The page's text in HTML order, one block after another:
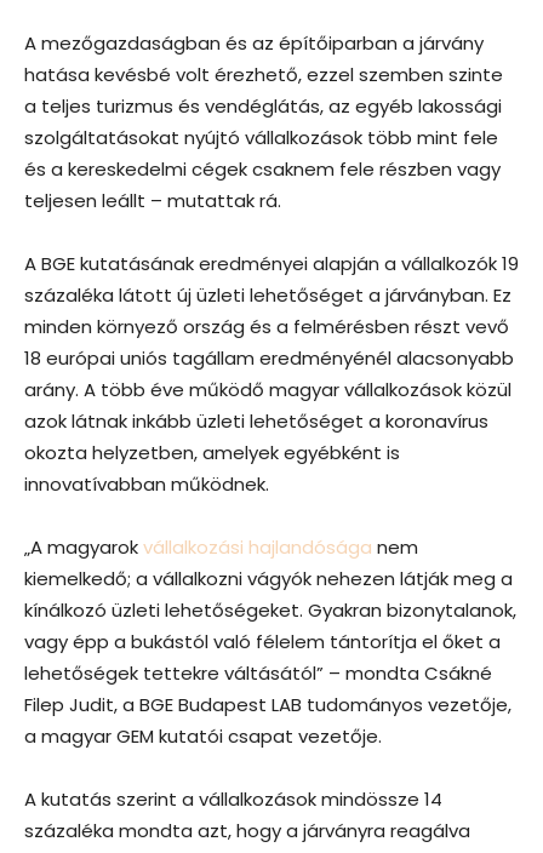
A mezőgazdaságban és az építőiparban a járvány
hatása kevésbé volt érezhető, ezzel szemben szinte
a teljes turizmus és vendéglátás, az egyéb lakossági
szolgáltatásokat nyújtó vállalkozások több mint fele
és a kereskedelmi cégek csaknem fele részben vagy
teljesen leállt – mutattak rá.
A BGE kutatásának eredményei alapján a vállalkozók 19
százaléka látott új üzleti lehetőséget a járványban. Ez
minden környező ország és a felmérésben részt vevő
18 európai uniós tagállam eredményénél alacsonyabb
arány. A több éve működő magyar vállalkozások közül
azok látnak inkább üzleti lehetőséget a koronavírus
okozta helyzetben, amelyek egyébként is
innovatívabban működnek.
„A magyarokvállalkozási hajlandósága nem
kiemelkedő; a vállalkozni vágyók nehezen látják meg a
kínálkozó üzleti lehetőségeket. Gyakran bizonytalanok,
vagy épp a bukástól való félelem tántorítja el őket a
lehetőségek tettekre váltásától” – mondta Csákné
Filep Judit, a BGE Budapest LAB tudományos vezetője,
a magyar GEM kutatói csapat vezetője.
A kutatás szerint a vállalkozások mindössze 14
százaléka mondta azt, hogy a járványra reagálva